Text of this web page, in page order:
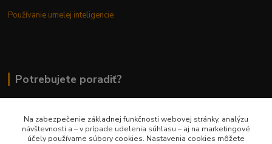
Používanie umelej inteligencie
Potrebujete poradiť?
0948 236 042
Na zabezpečenie základnej funkčnosti webovej stránky, analýzu
návštevnosti a – v prípade udelenia súhlasu – aj na marketingové
účely používame súbory cookies. Nastavenia cookies môžete